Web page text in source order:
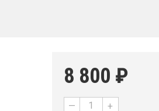
8 800 ₽
— +